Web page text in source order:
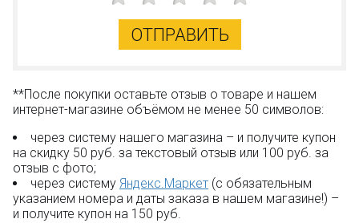
ОТПРАВИТЬ
**После покупки оставьте отзыв о товаре и нашем
интернет-магазине объёмом не менее 50 символов:
через систему нашего магазина – и получите купон
на скидку 50 руб. за текстовый отзыв или 100 руб. за
отзыв с фото;
через систему Яндекс.Маркет (с обязательным
указанием номера и даты заказа в нашем магазине!) –
и получите купон на 150 руб.